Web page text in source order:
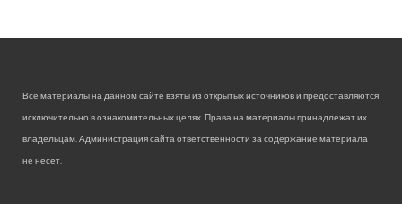
Все материалы на данном сайте взяты из открытых источников и предоставляются
исключительно в ознакомительных целях. Права на материалы принадлежат их
владельцам. Администрация сайта ответственности за содержание материала
не несет.